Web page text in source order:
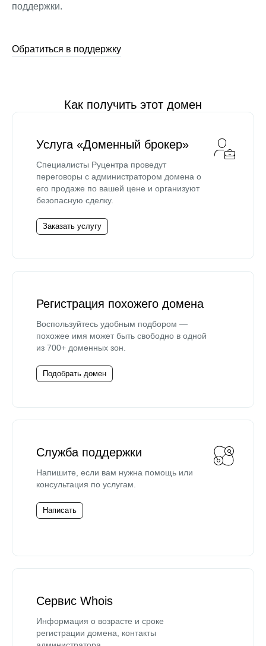
поддержки.
Обратиться в поддержку
Как получить этот домен
Услуга «Доменный брокер»
Специалисты Руцентра проведут
переговоры с администратором домена о
его продаже по вашей цене и организуют
безопасную сделку.
Заказать услугу
Регистрация похожего домена
Воспользуйтесь удобным подбором —
похожее имя может быть свободно в одной
из 700+ доменных зон.
Подобрать домен
Служба поддержки
Напишите, если вам нужна помощь или
консультация по услугам.
Написать
Сервис Whois
Информация о возрасте и сроке
регистрации домена, контакты